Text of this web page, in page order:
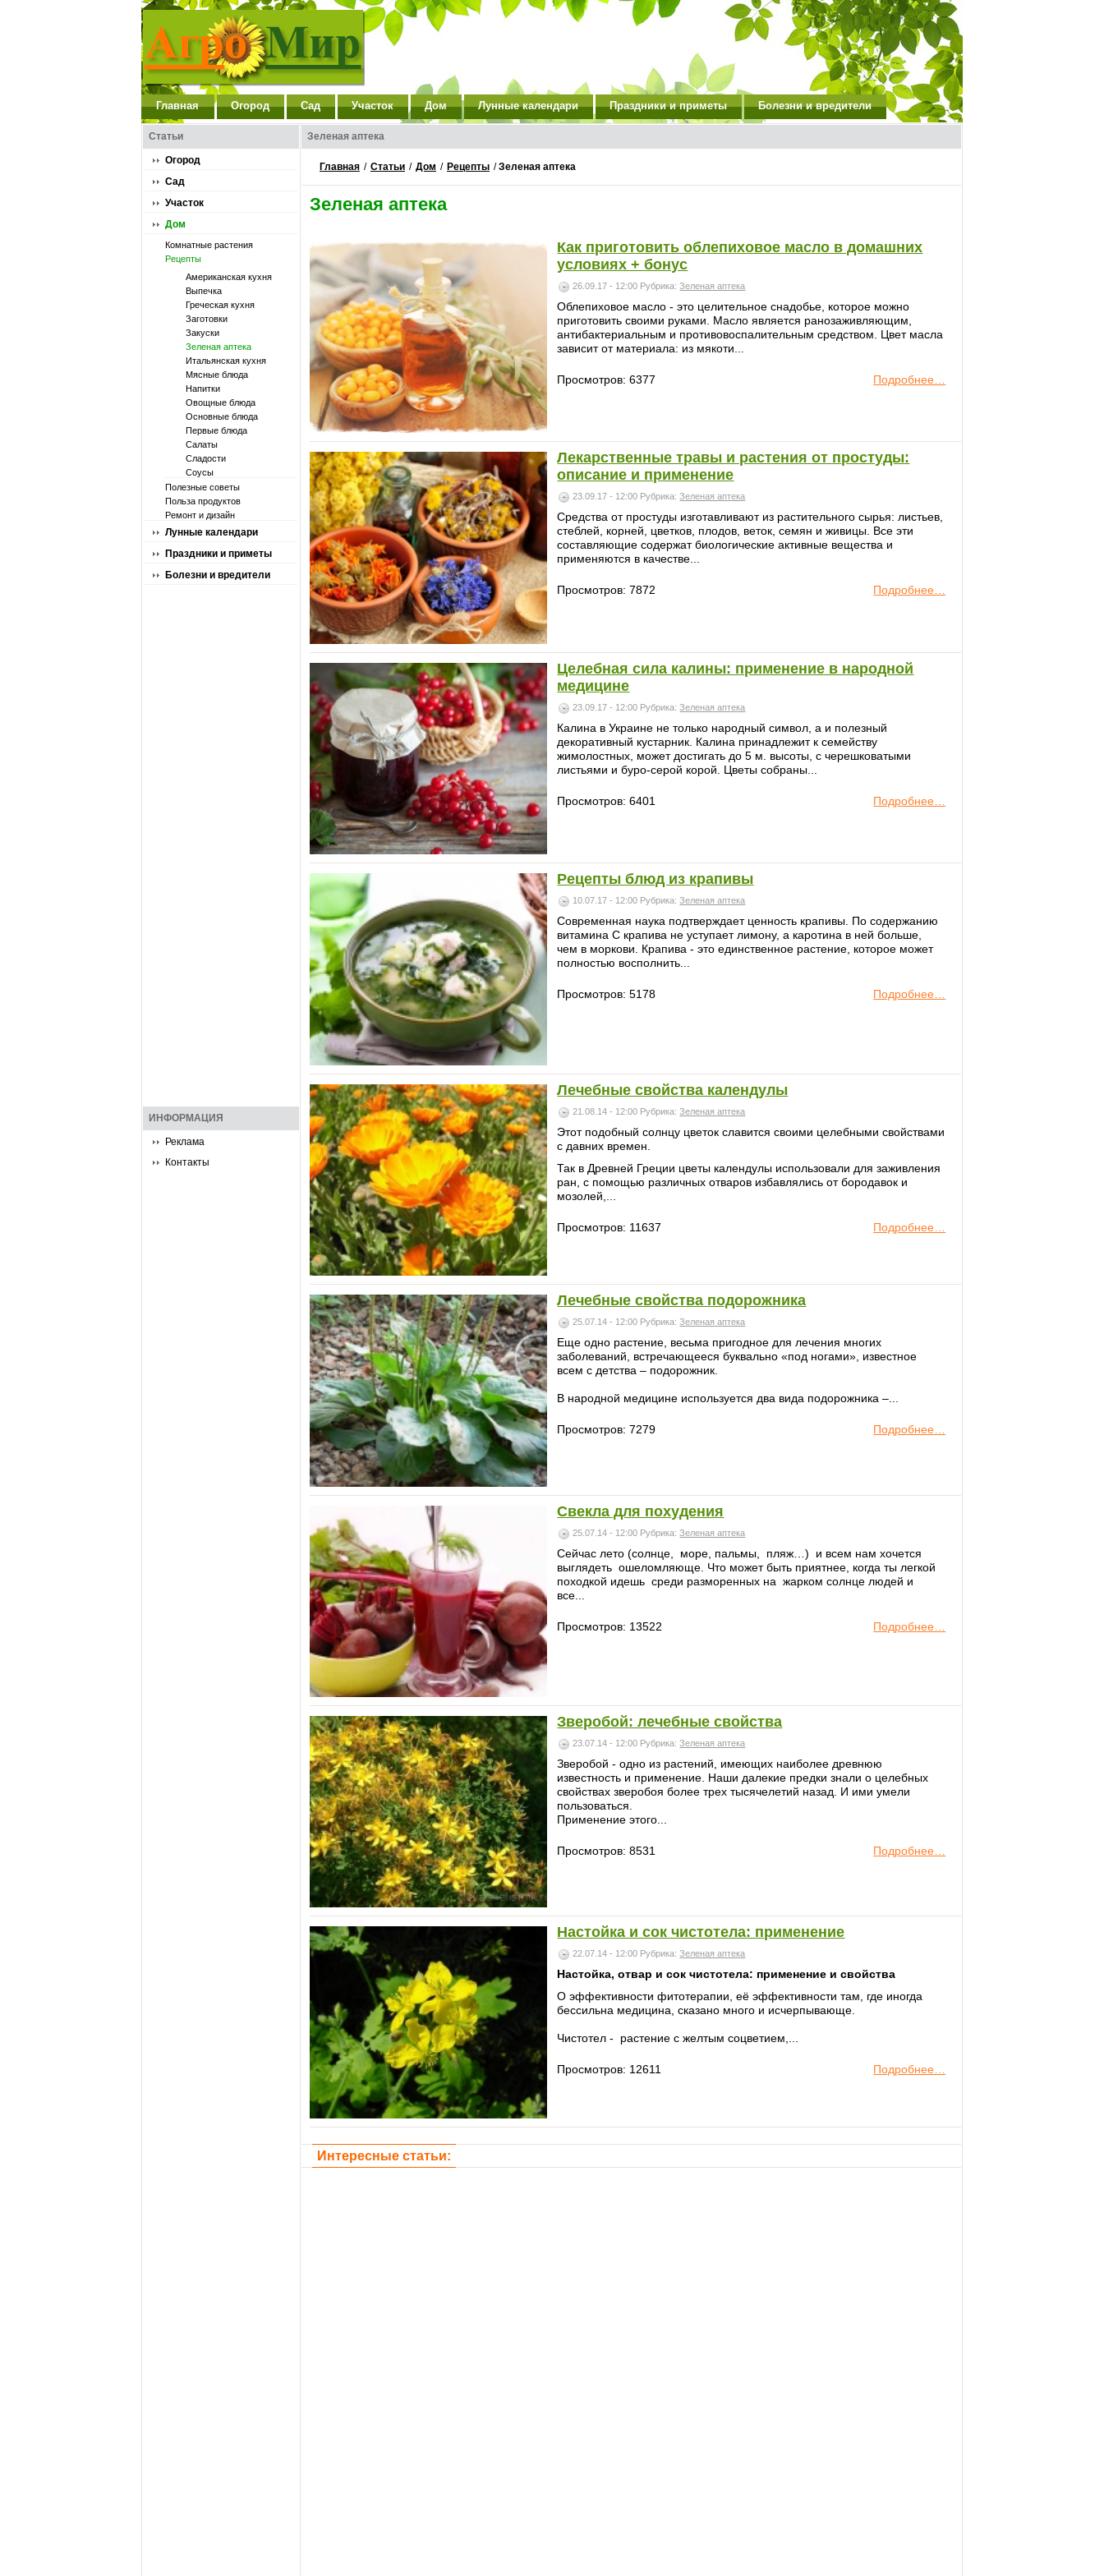
Главная Огород Сад Участок Дом Лунные календари Праздники и приметы Болезни и вредители
Статьи
Огород
Сад
Участок
Дом
Комнатные растения
Рецепты
Американская кухня
Выпечка
Греческая кухня
Заготовки
Закуски
Зеленая аптека
Итальянская кухня
Мясные блюда
Напитки
Овощные блюда
Основные блюда
Первые блюда
Салаты
Сладости
Соусы
Полезные советы
Польза продуктов
Ремонт и дизайн
Лунные календари
Праздники и приметы
Болезни и вредители
ИНФОРМАЦИЯ
Реклама
Контакты
Зеленая аптека
Главная / Статьи / Дом / Рецепты /Зеленая аптека
Зеленая аптека
Как приготовить облепиховое масло в домашних
условиях + бонус
26.09.17 - 12:00 Рубрика:Зеленая аптека
Облепиховое масло - это целительное снадобье, которое можно
приготовить своими руками. Масло является ранозаживляющим,
антибактериальным и противовоспалительным средством. Цвет масла
зависит от материала: из мякоти...
Подробнее…
Просмотров: 6377
Лекарственные травы и растения от простуды:
описание и применение
23.09.17 - 12:00 Рубрика:Зеленая аптека
Средства от простуды изготавливают из растительного сырья: листьев,
стеблей, корней, цветков, плодов, веток, семян и живицы. Все эти
составляющие содержат биологические активные вещества и
применяются в качестве...
Подробнее…
Просмотров: 7872
Целебная сила калины: применение в народной
медицине
23.09.17 - 12:00 Рубрика:Зеленая аптека
Калина в Украине не только народный символ, а и полезный
декоративный кустарник. Калина принадлежит к семейству
жимолостных, может достигать до 5 м. высоты, с черешковатыми
листьями и буро-серой корой. Цветы собраны...
Подробнее…
Просмотров: 6401
Рецепты блюд из крапивы
10.07.17 - 12:00 Рубрика:Зеленая аптека
Современная наука подтверждает ценность крапивы. По содержанию
витамина С крапива не уступает лимону, а каротина в ней больше,
чем в моркови. Крапива - это единственное растение, которое может
полностью восполнить...
Подробнее…
Просмотров: 5178
Лечебные свойства календулы
21.08.14 - 12:00 Рубрика:Зеленая аптека
Этот подобный солнцу цветок славится своими целебными свойствами
с давних времен.
Так в Древней Греции цветы календулы использовали для заживления
ран, с помощью различных отваров избавлялись от бородавок и
мозолей,...
Подробнее…
Просмотров: 11637
Лечебные свойства подорожника
25.07.14 - 12:00 Рубрика:Зеленая аптека
Еще одно растение, весьма пригодное для лечения многих
заболеваний, встречающееся буквально «под ногами», известное
всем с детства – подорожник.
В народной медицине используется два вида подорожника –...
Подробнее…
Просмотров: 7279
Свекла для похудения
25.07.14 - 12:00 Рубрика:Зеленая аптека
Сейчас лето (солнце, море, пальмы, пляж…) и всем нам хочется
выглядеть ошеломляюще. Что может быть приятнее, когда ты легкой
походкой идешь среди разморенных на жарком солнце людей и
все...
Подробнее…
Просмотров: 13522
Зверобой: лечебные свойства
23.07.14 - 12:00 Рубрика:Зеленая аптека
Зверобой - одно из растений, имеющих наиболее древнюю
известность и применение. Наши далекие предки знали о целебных
свойствах зверобоя более трех тысячелетий назад. И ими умели
пользоваться.
Применение этого...
Подробнее…
Просмотров: 8531
Настойка и сок чистотела: применение
22.07.14 - 12:00 Рубрика:Зеленая аптека
Настойка, отвар и сок чистотела: применение и свойства
О эффективности фитотерапии, её эффективности там, где иногда
бессильна медицина, сказано много и исчерпывающе.
Чистотел - растение с желтым соцветием,...
Подробнее…
Просмотров: 12611
Интересные статьи: